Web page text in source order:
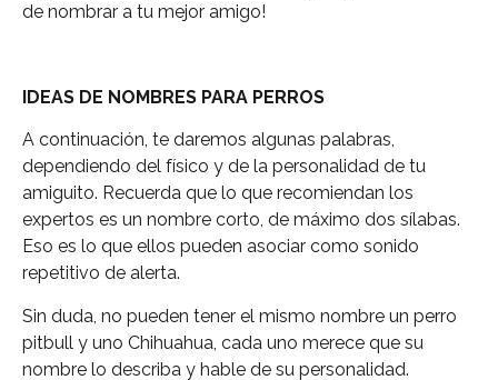
de nombrar a tu mejor amigo!
IDEAS DE NOMBRES PARA PERROS
A continuación, te daremos algunas palabras,
dependiendo del físico y de la personalidad de tu
amiguito. Recuerda que lo que recomiendan los
expertos es un nombre corto, de máximo dos sílabas.
Eso es lo que ellos pueden asociar como sonido
repetitivo de alerta.
Sin duda, no pueden tener el mismo nombre un perro
pitbull y uno Chihuahua, cada uno merece que su
nombre lo describa y hable de su personalidad.